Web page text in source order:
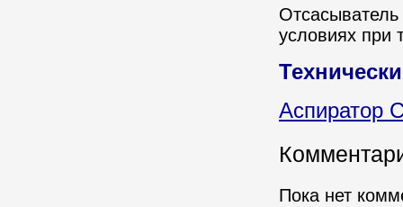
условиях при
Аспиратор
Пока нет